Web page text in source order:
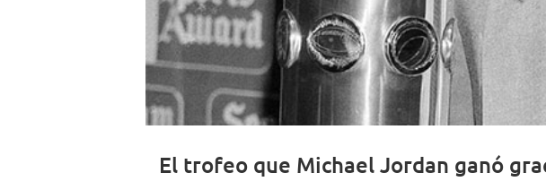
El trofeo que Michael Jordan ganó